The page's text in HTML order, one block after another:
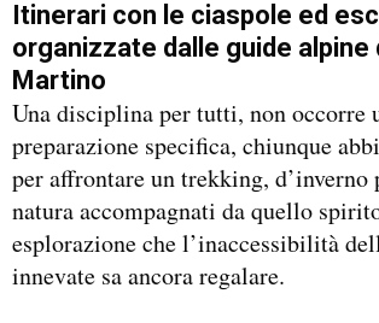
Itinerari con le ciaspole ed
organizzate dalle guide alpine
Martino
Una disciplina per tutti, non occorre
preparazione specifica, chiunque
per affrontare un trekking, d’inverno
natura accompagnati da quello
esplorazione che l’inaccessibilità
innevate sa ancora regalare.